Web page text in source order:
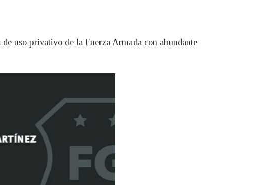
uso privativo de la Fuerza Armada con abundante